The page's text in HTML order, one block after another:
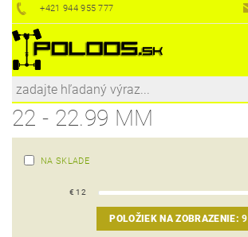
+421 944 955 777
22 - 22.99 MM
NA SKLADE
€12
POLOŽIEK NA ZOBRAZENIE:9